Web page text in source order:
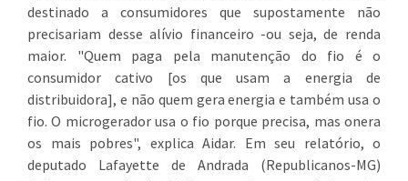
destinado a consumidores que supostamente não
precisariam desse alívio financeiro -ou seja, de renda
maior. "Quem paga pela manutenção do fio é o
consumidor cativo [os que usam a energia de
distribuidora], e não quem gera energia e também usa o
fio. O microgerador usa o fio porque precisa, mas onera
os mais pobres", explica Aidar. Em seu relatório, o
deputado Lafayette de Andrada (Republicanos-MG)